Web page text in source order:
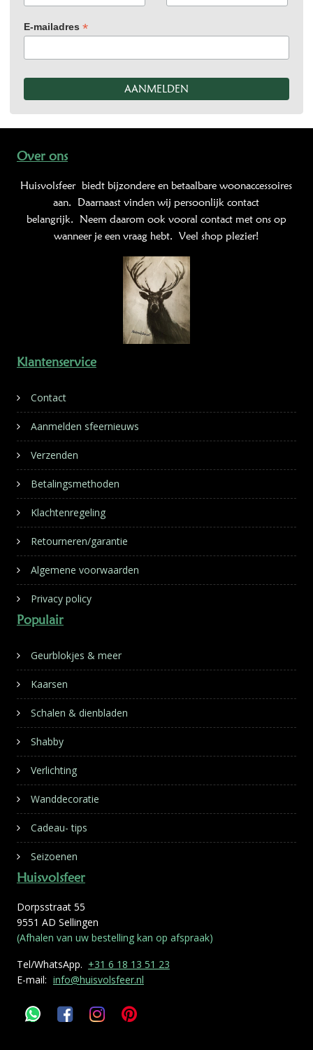
E-mailadres *
Over ons
Huisvolsfeer biedt bijzondere en betaalbare woonaccessoires
aan. Daarnaast vinden wij persoonlijk contact
belangrijk. Neem daarom ook vooral contact met ons op
wanneer je een vraag hebt. Veel shop plezier!
Klantenservice
Contact
Aanmelden sfeernieuws
Verzenden
Betalingsmethoden
Klachtenregeling
Retourneren/garantie
Algemene voorwaarden
Privacy policy
Populair
Geurblokjes & meer
Kaarsen
Schalen & dienbladen
Shabby
Verlichting
Wanddecoratie
Cadeau- tips
Seizoenen
Huisvolsfeer
Dorpsstraat 55
9551 AD Sellingen
(Afhalen van uw bestelling kan op afspraak)
Tel/WhatsApp. +31 6 18 13 51 23
E-mail: info@huisvolsfeer.nl